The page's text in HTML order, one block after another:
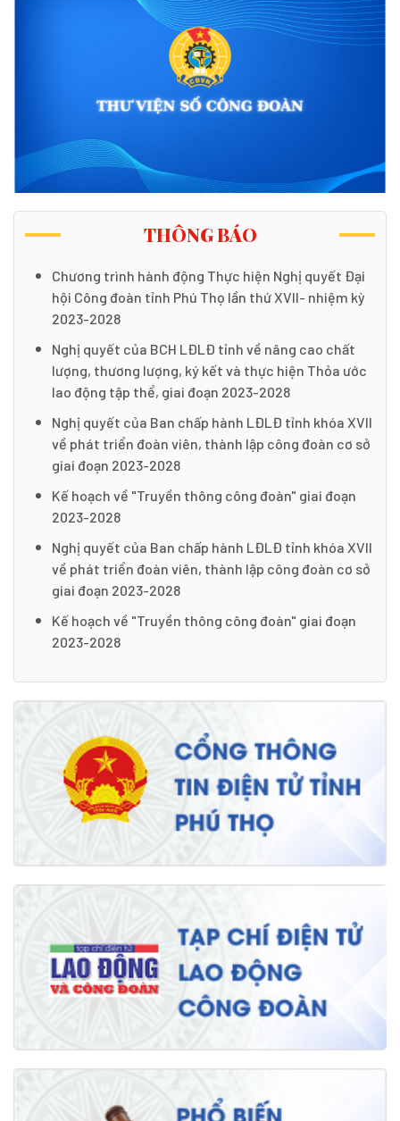
THÔNG BÁO
Chương trình hành động Thực hiện Nghị quyết Đại
hội Công đoàn tỉnh Phú Thọ lần thứ XVII- nhiệm kỳ
2023-2028
Nghị quyết của BCH LĐLĐ tỉnh về nâng cao chất
lượng, thương lượng, ký kết và thực hiện Thỏa ước
lao động tập thể, giai đoạn 2023-2028
Nghị quyết của Ban chấp hành LĐLĐ tỉnh khóa XVII
về phát triển đoàn viên, thành lập công đoàn cơ sở
giai đoạn 2023-2028
Kế hoạch về "Truyền thông công đoàn" giai đoạn
2023-2028
Nghị quyết của Ban chấp hành LĐLĐ tỉnh khóa XVII
về phát triển đoàn viên, thành lập công đoàn cơ sở
giai đoạn 2023-2028
Kế hoạch về "Truyền thông công đoàn" giai đoạn
2023-2028